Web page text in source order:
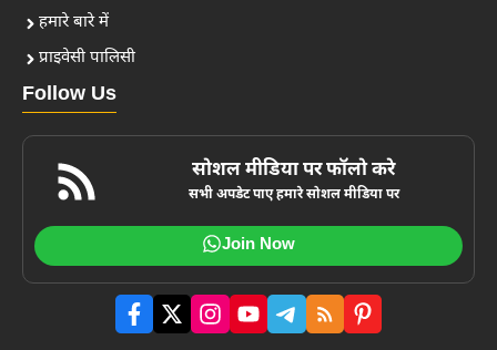
हमारे बारे में
प्राइवेसी पालिसी
Follow Us
सोशल मीडिया पर फॉलो करे
सभी अपडेट पाए हमारे सोशल मीडिया पर
Join Now